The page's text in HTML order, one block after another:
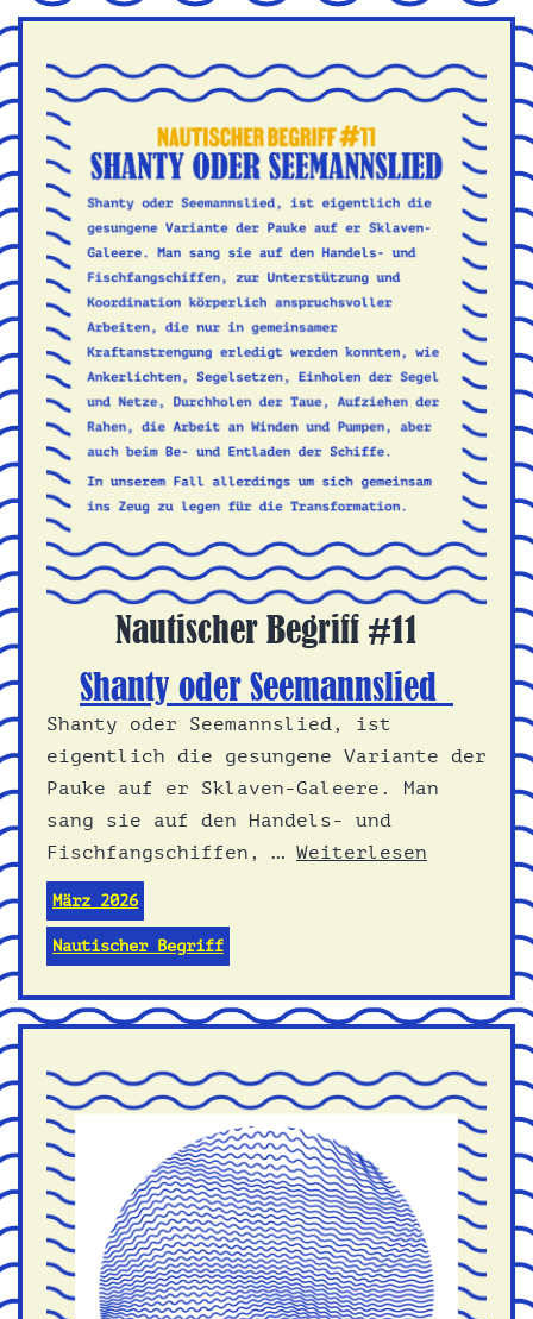
Nautischer Begriff #11
Shanty oder Seemannslied
Shanty oder Seemannslied, ist
eigentlich die gesungene Variante der
Pauke auf er Sklaven-Galeere. Man
sang sie auf den Handels- und
Fischfangschiffen, … Weiterlesen
März 2026
Nautischer Begriff